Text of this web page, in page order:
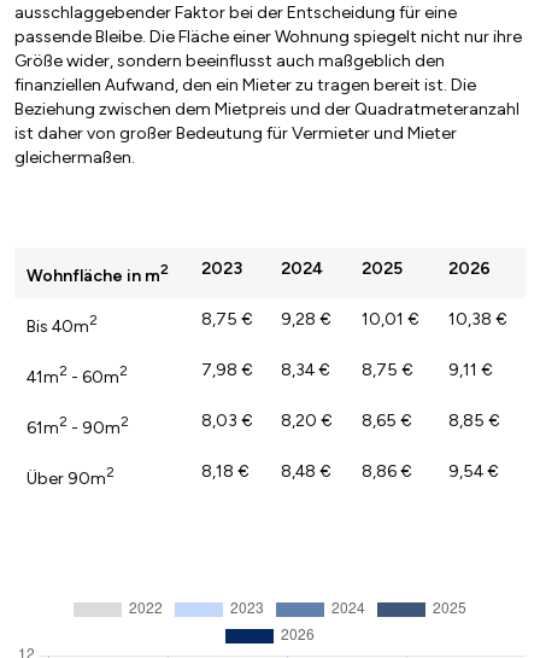
ausschlaggebender Faktor bei der Entscheidung für eine
passende Bleibe. Die Fläche einer Wohnung spiegelt nicht nur ihre
Größe wider, sondern beeinflusst auch maßgeblich den
finanziellen Aufwand, den ein Mieter zu tragen bereit ist. Die
Beziehung zwischen dem Mietpreis und der Quadratmeteranzahl
ist daher von großer Bedeutung für Vermieter und Mieter
gleichermaßen.
Wohnfläche in m2 2023 2024 2025 2026
Bis 40m2 8,75 € 9,28 € 10,01 € 10,38 €
41m2 - 60m2 7,98 € 8,34 € 8,75 € 9,11 €
61m2 - 90m2 8,03 € 8,20 € 8,65 € 8,85 €
Über 90m2 8,18 € 8,48 € 8,86 € 9,54 €